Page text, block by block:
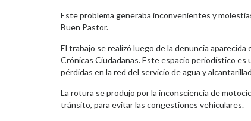
Este problema generaba inconvenientes y
Buen Pastor.
El trabajo se realizó luego de la denuncia
Crónicas Ciudadanas. Este espacio periodístico
pérdidas en la red del servicio de agua y
La rotura se produjo por la inconsciencia de
tránsito, para evitar las congestiones vehiculares.